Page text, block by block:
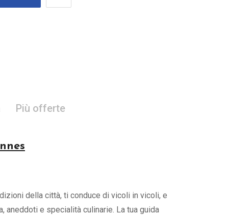
Più offerte
della città, ti conduce di vicoli in vicoli, e
e specialità culinarie. La tua guida